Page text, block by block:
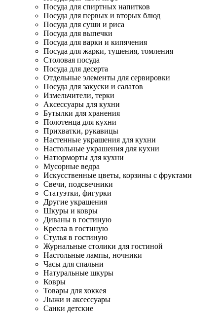
Посуда для спиртных напитков
Посуда для первых и вторых блюд
Посуда для суши и риса
Посуда для выпечки
Посуда для варки и кипячения
Посуда для жарки, тушения, томления
Столовая посуда
Посуда для десерта
Отдельные элементы для сервировки
Посуда для закуски и салатов
Измельчители, терки
Аксессуары для кухни
Бутылки для хранения
Полотенца для кухни
Прихватки, рукавицы
Настенные украшения для кухни
Настольные украшения для кухни
Натюрморты для кухни
Мусорные ведра
Искусственные цветы, корзины с фруктами
Свечи, подсвечники
Статуэтки, фигурки
Другие украшения
Шкуры и ковры
Диваны в гостиную
Кресла в гостиную
Стулья в гостиную
Журнальные столики для гостиной
Настольные лампы, ночники
Часы для спальни
Натуральные шкуры
Ковры
Товары для хоккея
Лыжи и аксессуары
Санки детские